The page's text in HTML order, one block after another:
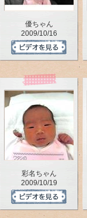
優ちゃん
2009/10/16
彩名ちゃん
2009/10/19